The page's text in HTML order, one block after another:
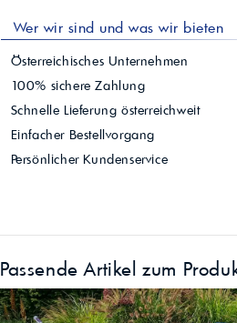
Wer wir sind und was wir bieten
Österreichisches Unternehmen
100% sichere Zahlung
Schnelle Lieferung österreichweit
Einfacher Bestellvorgang
Persönlicher Kundenservice
Passende Artikel zum